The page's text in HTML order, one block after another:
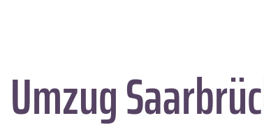
Umzug